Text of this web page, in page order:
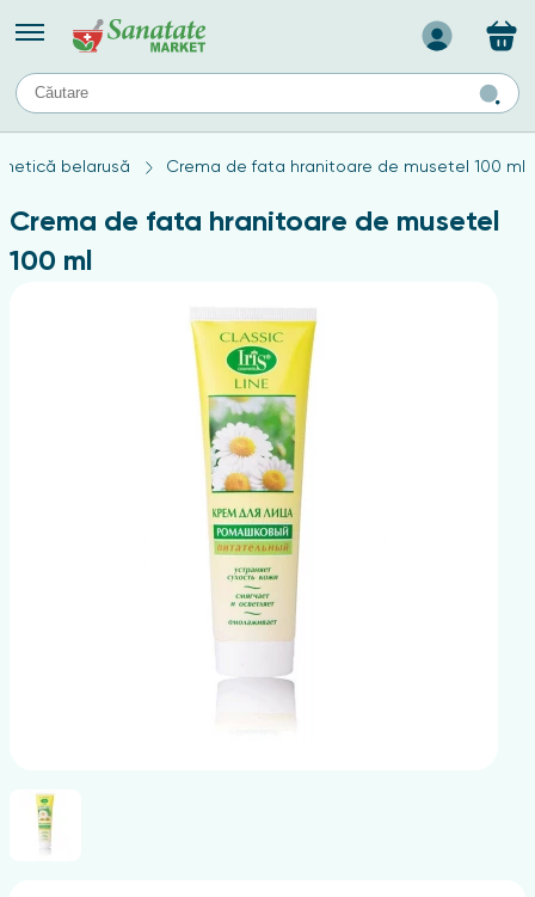
Назад
TIPURI DE TEN
Produse pentru ten mixt
Ten problematic
belarusă Crema de fata hranitoare de musetel 100 ml
Crema de fata hranitoare de musetel
100 ml